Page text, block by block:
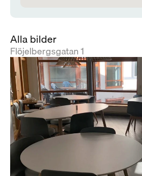
Alla bilder
Flöjelbergsgatan 1